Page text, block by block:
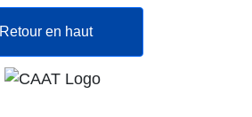
Retour en haut